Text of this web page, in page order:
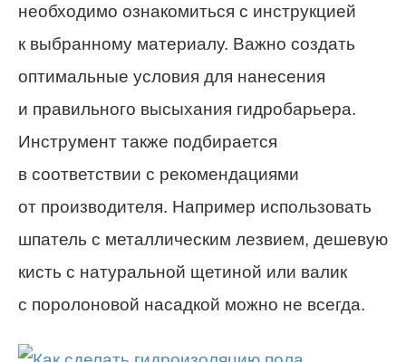
необходимо ознакомиться с инструкцией
к выбранному материалу. Важно создать
оптимальные условия для нанесения
и правильного высыхания гидробарьера.
Инструмент также подбирается
в соответствии с рекомендациями
от производителя. Например использовать
шпатель с металлическим лезвием, дешевую
кисть с натуральной щетиной или валик
с поролоновой насадкой можно не всегда.